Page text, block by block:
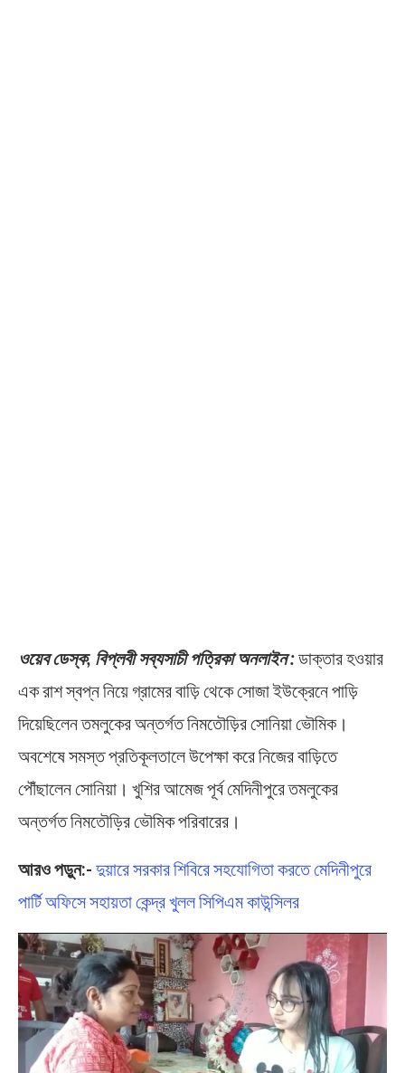
ওয়েব ডেস্ক, বিপ্লবী সব্যসাচী পত্রিকা অনলাইন :ডাক্তার হওয়ার
এক রাশ স্বপ্ন নিয়ে গ্রামের বাড়ি থেকে সোজা ইউক্রেনে পাড়ি
দিয়েছিলেন তমলুকের অন্তর্গত নিমতৌড়ির সোনিয়া ভৌমিক।
অবশেষে সমস্ত প্রতিকূলতালে উপেক্ষা করে নিজের বাড়িতে
পৌঁছালেন সোনিয়া। খুশির আমেজ পূর্ব মেদিনীপুরে তমলুকের
অন্তর্গত নিমতৌড়ির ভৌমিক পরিবারের।
আরও পড়ুন:- দুয়ারে সরকার শিবিরে সহযোগিতা করতে মেদিনীপুরে
পার্টি অফিসে সহায়তা কেন্দ্র খুলল সিপিএম কাউন্সিলর